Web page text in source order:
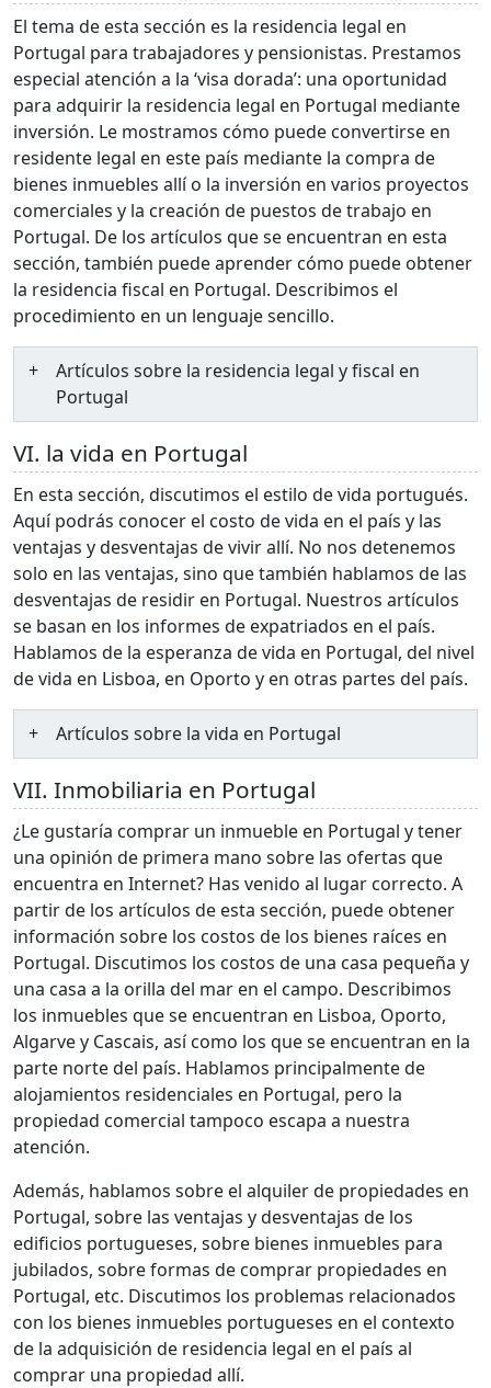
El tema de esta sección es la residencia legal en
Portugal para trabajadores y pensionistas. Prestamos
especial atención a la ‘visa dorada’: una oportunidad
para adquirir la residencia legal en Portugal mediante
inversión. Le mostramos cómo puede convertirse en
residente legal en este país mediante la compra de
bienes inmuebles allí o la inversión en varios proyectos
comerciales y la creación de puestos de trabajo en
Portugal. De los artículos que se encuentran en esta
sección, también puede aprender cómo puede obtener
la residencia fiscal en Portugal. Describimos el
procedimiento en un lenguaje sencillo.
Artículos sobre la residencia legal y fiscal en
Portugal
VI. la vida en Portugal
En esta sección, discutimos el estilo de vida portugués.
Aquí podrás conocer el costo de vida en el país y las
ventajas y desventajas de vivir allí. No nos detenemos
solo en las ventajas, sino que también hablamos de las
desventajas de residir en Portugal. Nuestros artículos
se basan en los informes de expatriados en el país.
Hablamos de la esperanza de vida en Portugal, del nivel
de vida en Lisboa, en Oporto y en otras partes del país.
Artículos sobre la vida en Portugal
VII. Inmobiliaria en Portugal
¿Le gustaría comprar un inmueble en Portugal y tener
una opinión de primera mano sobre las ofertas que
encuentra en Internet? Has venido al lugar correcto. A
partir de los artículos de esta sección, puede obtener
información sobre los costos de los bienes raíces en
Portugal. Discutimos los costos de una casa pequeña y
una casa a la orilla del mar en el campo. Describimos
los inmuebles que se encuentran en Lisboa, Oporto,
Algarve y Cascais, así como los que se encuentran en la
parte norte del país. Hablamos principalmente de
alojamientos residenciales en Portugal, pero la
propiedad comercial tampoco escapa a nuestra
atención.
Además, hablamos sobre el alquiler de propiedades en
Portugal, sobre las ventajas y desventajas de los
edificios portugueses, sobre bienes inmuebles para
jubilados, sobre formas de comprar propiedades en
Portugal, etc. Discutimos los problemas relacionados
con los bienes inmuebles portugueses en el contexto
de la adquisición de residencia legal en el país al
comprar una propiedad allí.